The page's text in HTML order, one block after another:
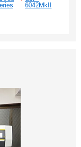
6042MkII